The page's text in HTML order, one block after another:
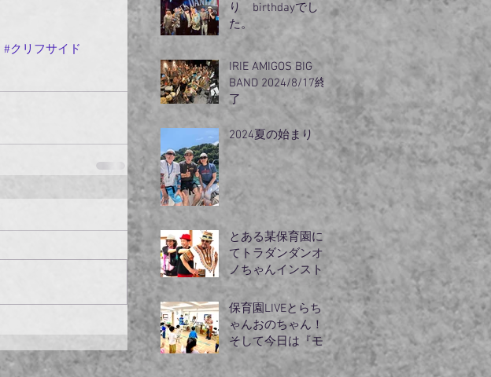
#クリフサイド
り birthdayでし
た。
IRIE AMIGOS BIG
BAND 2024/8/17終
了
2024夏の始まり
とある某保育園に
てトラダンダンオ
ノちゃんインスト
ラクターモリズム
のライブ
保育園LIVEとらち
ゃんおのちゃん！
そして今日は『モ
リズム』出動